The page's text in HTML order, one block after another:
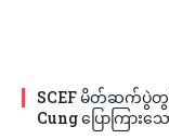
SCEF မိတ်ဆက်ပွဲတွင်
Cung ပြောကြားသ